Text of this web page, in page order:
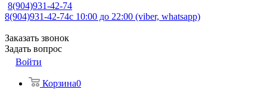
8(904)931-42-74
8(904)931-42-74с 10:00 до 22:00 (viber, whatsapp)
Заказать звонок
Задать вопрос
Войти
Корзина0